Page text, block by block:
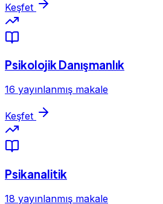
Keşfet
Psikolojik Danışmanlık
16 yayınlanmış makale
Keşfet
Psikanalitik
18 yayınlanmış makale